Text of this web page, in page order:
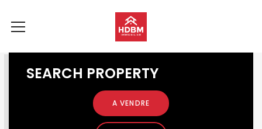
SEARCH PROPERTY
A VENDRE